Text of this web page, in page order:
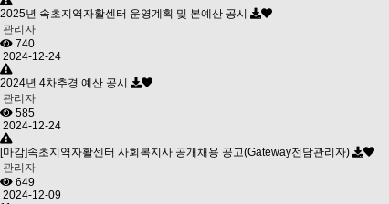
2025년 속초지역자활센터 운영계획 및 본예산 공시
관리자
740
2024-12-24
2024년 4차추경 예산 공시
관리자
585
2024-12-24
[마감]속초지역자활센터 사회복지사 공개채용 공고(Gateway전담관리자)
관리자
649
2024-12-09